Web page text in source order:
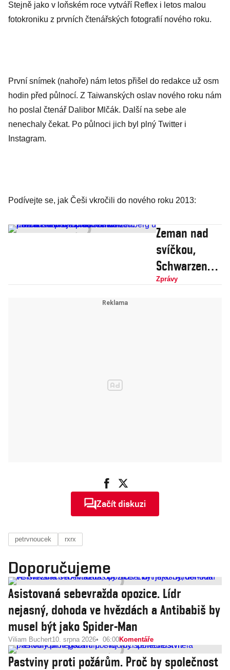
Stejně jako v loňském roce vytváří Reflex i letos malou
fotokroniku z prvních čtenářských fotografií nového roku.
První snímek (nahoře) nám letos přišel do redakce už osm
hodin před půlnocí. Z Taiwanských oslav nového roku nám
ho poslal čtenář Dalibor Mlčák. Další na sebe ale
nenechaly čekat. Po půlnoci jich byl plný Twitter i
Instagram.
Podívejte se, jak Češi vkročili do nového roku 2013:
Zeman nad
svíčkou,
Schwarzenbe
rg u piva a
Zprávy
Začít diskuzi
petrvnoucek rxrx
Doporučujeme
Asistovaná sebevražda opozice. Lídr
nejasný, dohoda ve hvězdách a Antibabiš by
musel být jako Spider-Man
Viliam Buchert10. srpna 2026 06:00Komentáře
Pastviny proti požárům. Proč by společnost